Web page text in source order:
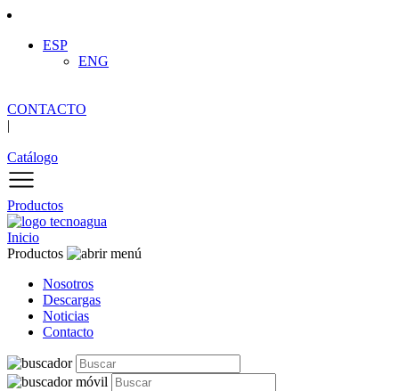
ESP
ENG
CONTACTO
|
Catálogo
Productos
Inicio
Productos
Nosotros
Descargas
Noticias
Contacto